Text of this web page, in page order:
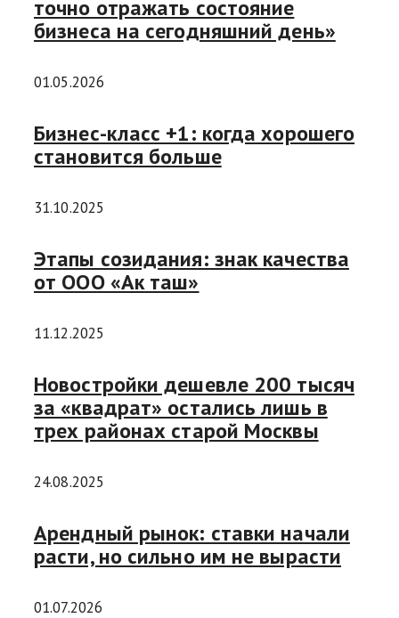
точно отражать состояние
бизнеса на сегодняшний день»
01.05.2026
Бизнес-класс +1: когда хорошего
становится больше
31.10.2025
Этапы созидания: знак качества
от ООО «Ак таш»
11.12.2025
Новостройки дешевле 200 тысяч
за «квадрат» остались лишь в
трех районах старой Москвы
24.08.2025
Арендный рынок: ставки начали
расти, но сильно им не вырасти
01.07.2026